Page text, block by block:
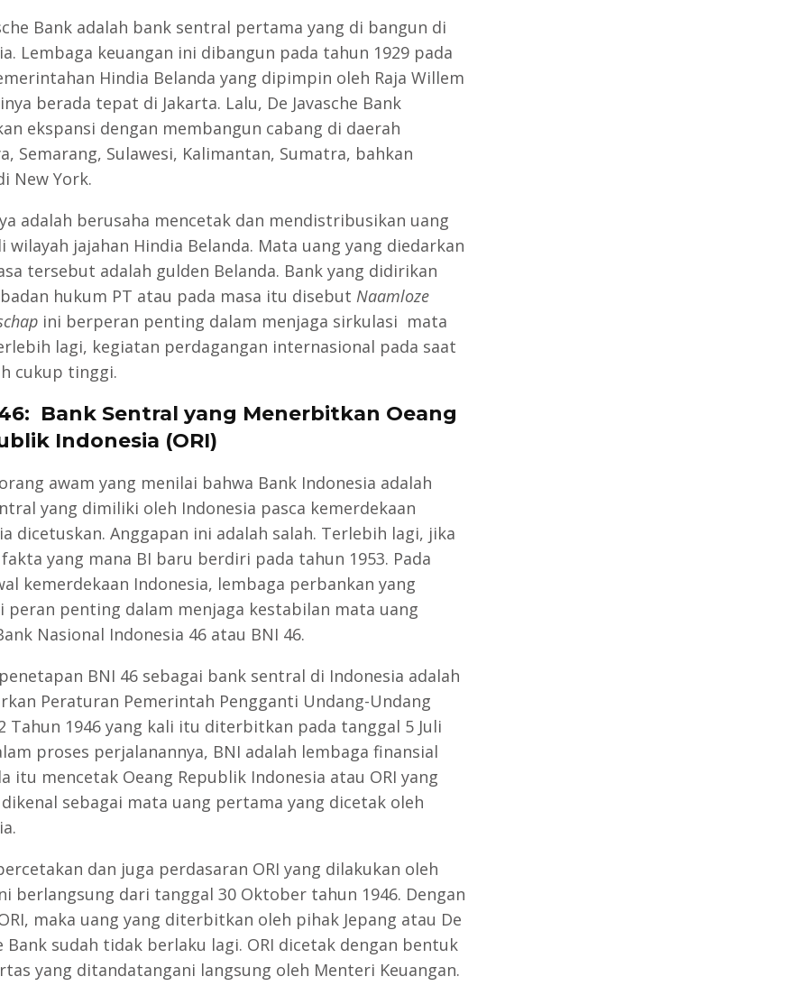
Bank adalah bank sentral pertama yang di bangun di
Lembaga keuangan ini dibangun pada tahun 1929 pada
Hindia Belanda yang dipimpin oleh Raja Willem
berada tepat di Jakarta. Lalu, De Javasche Bank
ekspansi dengan membangun cabang di daerah
Semarang, Sulawesi, Kalimantan, Sumatra, bahkan
New York.
adalah berusaha mencetak dan mendistribusikan uang
wilayah jajahan Hindia Belanda. Mata uang yang diedarkan
tersebut adalah gulden Belanda. Bank yang didirikan
hukum PT atau pada masa itu disebut Naamloze
ini berperan penting dalam menjaga sirkulasi mata
lagi, kegiatan perdagangan internasional pada saat
cukup tinggi.
Bank Sentral yang Menerbitkan Oeang
Indonesia (ORI)
awam yang menilai bahwa Bank Indonesia adalah
yang dimiliki oleh Indonesia pasca kemerdekaan
dicetuskan. Anggapan ini adalah salah. Terlebih lagi, jika
yang mana BI baru berdiri pada tahun 1953. Pada
kemerdekaan Indonesia, lembaga perbankan yang
peran penting dalam menjaga kestabilan mata uang
Nasional Indonesia 46 atau BNI 46.
BNI 46 sebagai bank sentral di Indonesia adalah
Peraturan Pemerintah Pengganti Undang-Undang
Tahun 1946 yang kali itu diterbitkan pada tanggal 5 Juli
proses perjalanannya, BNI adalah lembaga finansial
itu mencetak Oeang Republik Indonesia atau ORI yang
sebagai mata uang pertama yang dicetak oleh
dan juga perdasaran ORI yang dilakukan oleh
berlangsung dari tanggal 30 Oktober tahun 1946. Dengan
maka uang yang diterbitkan oleh pihak Jepang atau De
Bank sudah tidak berlaku lagi. ORI dicetak dengan bentuk
yang ditandatangani langsung oleh Menteri Keuangan.